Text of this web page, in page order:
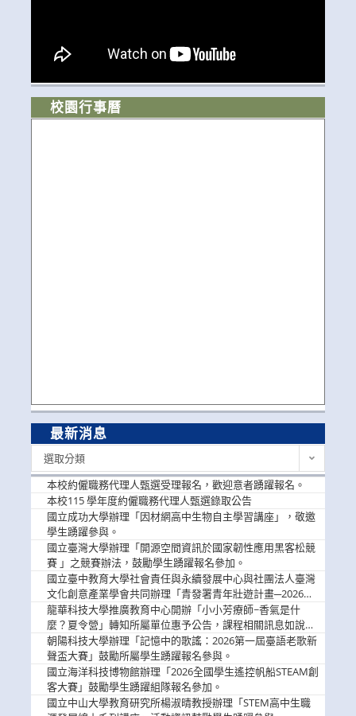
校園行事曆
最新消息
選取分類
本校約僱職務代理人甄選受理報名，歡迎意者踴躍報名。
本校115 學年度約僱職務代理人甄選錄取公告
國立成功大學辦理「因材網高中生物自主學習講座」，敬邀
學生踴躍參與。
國立臺灣大學辦理「開源空間資訊於國家韌性應用黑客松競
賽 」之競賽辦法，鼓勵學生踴躍報名參加。
國立臺中教育大學社會責任與永續發展中心與社團法人臺灣
文化創意產業學會共同辦理「青發署青年壯遊計畫─2026臺
中舊城都市建築文化體驗」活動，敬邀學生踴躍報名參加，
公告周知。
龍華科技大學推廣教育中心開辦「小小芳療師~香氣是什
麼？夏令營」轉知所屬單位惠予公告，課程相關訊息如說
明。
朝陽科技大學辦理「記憶中的歌謠：2026第一屆臺語老歌新
聲盃大賽」鼓勵所屬學生踴躍報名參與。
國立海洋科技博物館辦理「2026全國學生遙控帆船STEAM創
客大賽」鼓勵學生踴躍組隊報名參加。
國立中山大學教育研究所楊淑晴教授辦理「STEM高中生職